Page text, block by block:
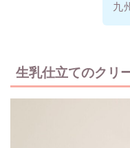
九
生乳仕立てのクリ